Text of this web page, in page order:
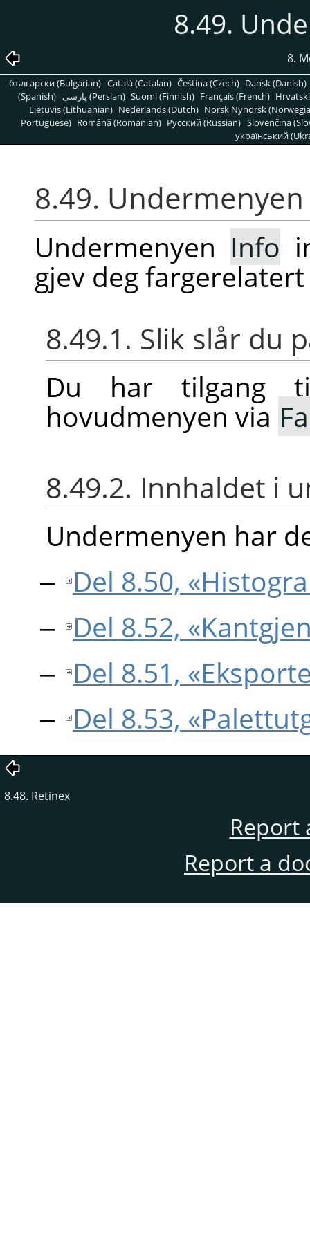
8.49.
8.
български (Bulgarian) Català (Catalan) Čeština (Czech) Dansk (Danish)
(Spanish)
پارسی (Persian) Suomi (Finnish) Français (French)
Lietuvis (Lithuanian) Nederlands (Dutch) Norsk Nynorsk
Portuguese) Română (Romanian) Pусский (Russian) Slovenčina
український
8.49.
Undermenyen Info
gjev deg
8.49.1. Slik slår du
Du har tilgang
hovudmenyen via
8.49.2. Innhaldet i
Undermenyen har
Del 8.50,
Del 8.52,
Del 8.51,
Del 8.53,
8.48. Retinex
Report
Report a